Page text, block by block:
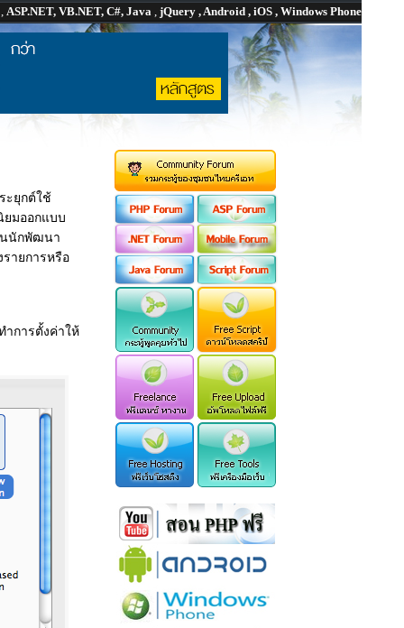
, ASP.NET, VB.NET, C#, Java , jQuery , Android , iOS , Windows Phone
ะยุกต์ใช้
ยมออกแบบ
นนักพัฒนา
ายการหรือ
ำการตั้งค่าให้